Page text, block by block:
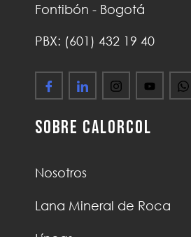
Fontibón - Bogotá
PBX: (601) 432 19 40
Sobre Calorcol
Nosotros
Lana Mineral de Roca